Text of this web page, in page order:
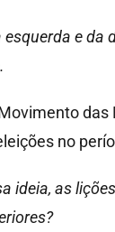
e
no
ideia, as